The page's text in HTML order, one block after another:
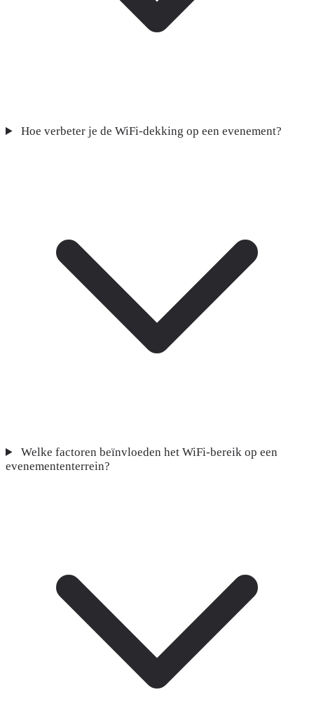
Hoe verbeter je de WiFi-dekking op een evenement?
Welke factoren beïnvloeden het WiFi-bereik op een
evenemententerrein?